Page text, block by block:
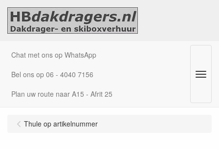
Chat met ons op WhatsApp
Bel ons op 06 - 4040 7156
Plan uw route naar A15 - Afrit 25
Menu
Thule op artikelnummer